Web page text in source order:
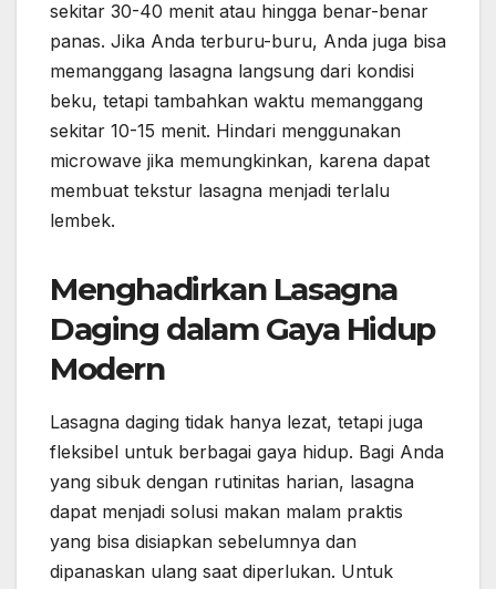
sekitar 30-40 menit atau hingga benar-benar
panas. Jika Anda terburu-buru, Anda juga bisa
memanggang lasagna langsung dari kondisi
beku, tetapi tambahkan waktu memanggang
sekitar 10-15 menit. Hindari menggunakan
microwave jika memungkinkan, karena dapat
membuat tekstur lasagna menjadi terlalu
lembek.
Menghadirkan Lasagna
Daging dalam Gaya Hidup
Modern
Lasagna daging tidak hanya lezat, tetapi juga
fleksibel untuk berbagai gaya hidup. Bagi Anda
yang sibuk dengan rutinitas harian, lasagna
dapat menjadi solusi makan malam praktis
yang bisa disiapkan sebelumnya dan
dipanaskan ulang saat diperlukan. Untuk